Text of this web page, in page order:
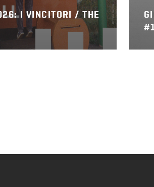
I VINCITORI / THE